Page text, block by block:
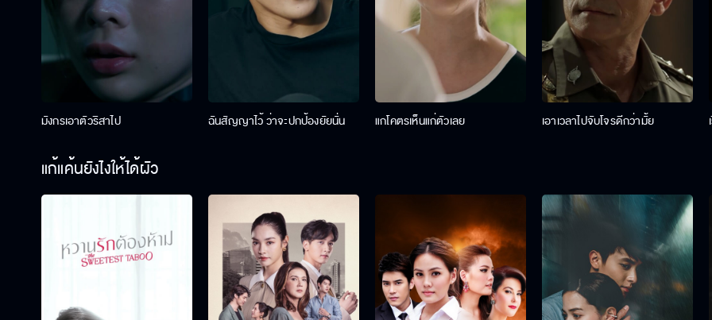
มังกรเอาตัวริสาไป ฉันสัญญาไว้ ว่าจะปกป้องยัยนั่น แกโคตรเห็นแก่ตัวเลย เอาเวลาไปจับโจรดีกว่ามั้ย
แก้แค้นยังไงให้ได้ผัว